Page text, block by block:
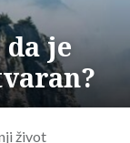
da je
život